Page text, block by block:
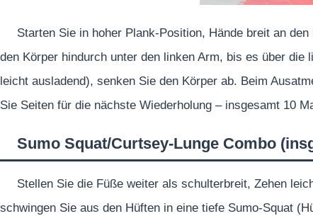
Starten Sie in hoher Plank-Position, Hände breit an
den Körper hindurch unter den linken Arm, bis es über
leicht ausladend), senken Sie den Körper ab. Beim
Sie Seiten für die nächste Wiederholung – insgesamt 10
Sumo Squat/Curtsey-Lunge Combo
Stellen Sie die Füße weiter als schulterbreit, Zehen
schwingen Sie aus den Hüften in eine tiefe Sumo-Squat